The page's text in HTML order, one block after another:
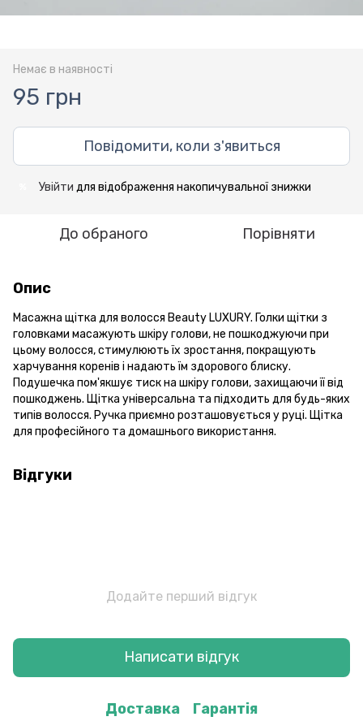
Немає в наявності
95 грн
Повідомити, коли з'явиться
Увійти для відображення накопичувальної знижки
До обраного Порівняти
Опис
Масажна щітка для волосся Beauty LUXURY. Голки щітки з
головками масажують шкіру голови, не пошкоджуючи при
цьому волосся, стимулюють їх зростання, покращують
харчування коренів і надають їм здорового блиску.
Подушечка пом'якшує тиск на шкіру голови, захищаючи її від
пошкоджень. Щітка універсальна та підходить для будь-яких
типів волосся. Ручка приємно розташовується у руці. Щітка
для професійного та домашнього використання.
Відгуки
Додайте перший відгук
Написати відгук
Доставка Гарантія